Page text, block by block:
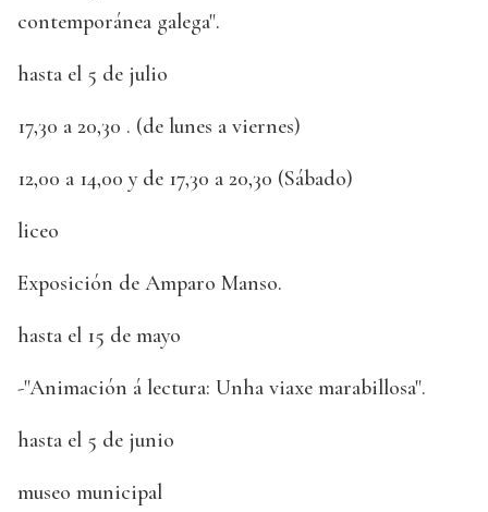
contemporánea galega".
hasta el 5 de julio
17,30 a 20,30 . (de lunes a viernes)
12,00 a 14,00 y de 17,30 a 20,30 (Sábado)
liceo
Exposición de Amparo Manso.
hasta el 15 de mayo
-"Animación á lectura: Unha viaxe marabillosa".
hasta el 5 de junio
museo municipal